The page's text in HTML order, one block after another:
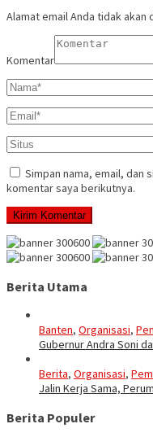
Alamat email Anda tidak akan
Komentar
Simpan nama, email, dan
komentar saya berikutnya.
Berita Utama
Banten, Organisasi,
Gubernur Andra Soni
Berita, Organisasi,
Jalin Kerja Sama,
Berita Populer